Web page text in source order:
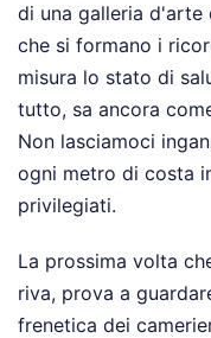
di una galleria d'arte
che si formano i
misura lo stato di
tutto, sa ancora
Non lasciamoci
ogni metro di costa
privilegiati.
La prossima volta
riva, prova a
frenetica dei